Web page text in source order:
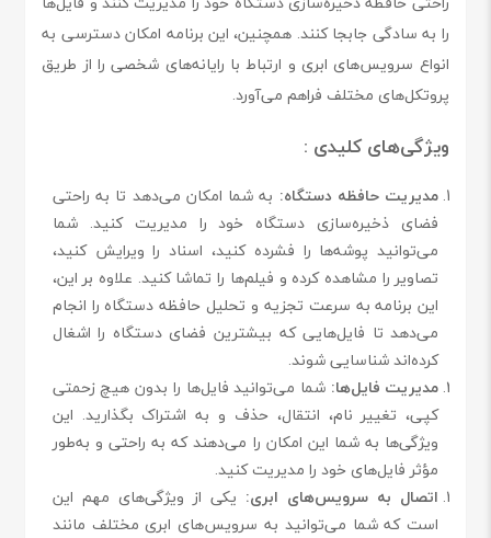
را به سادگی جابجا کنند. همچنین، این برنامه امکان دسترسی به
انواع سرویس‌های ابری و ارتباط با رایانه‌های شخصی را از طریق
پروتکل‌های مختلف فراهم می‌آورد.
ویژگی‌های کلیدی :
مدیریت حافظه دستگاه: به شما امکان می‌دهد تا به راحتی
فضای ذخیره‌سازی دستگاه خود را مدیریت کنید. شما
می‌توانید پوشه‌ها را فشرده کنید، اسناد را ویرایش کنید،
تصاویر را مشاهده کرده و فیلم‌ها را تماشا کنید. علاوه بر این،
این برنامه به سرعت تجزیه و تحلیل حافظه دستگاه را انجام
می‌دهد تا فایل‌هایی که بیشترین فضای دستگاه را اشغال
کرده‌اند شناسایی شوند.
مدیریت فایل‌ها: شما می‌توانید فایل‌ها را بدون هیچ زحمتی
کپی، تغییر نام، انتقال، حذف و به اشتراک بگذارید. این
ویژگی‌ها به شما این امکان را می‌دهند که به راحتی و به‌طور
مؤثر فایل‌های خود را مدیریت کنید.
اتصال به سرویس‌های ابری: یکی از ویژگی‌های مهم این
است که شما می‌توانید به سرویس‌های ابری مختلف مانند